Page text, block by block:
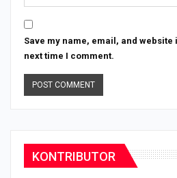
Save my name, email, and
next time I comment.
KONTRIBUTOR